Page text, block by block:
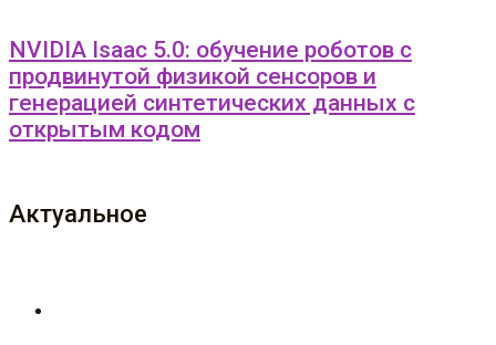
NVIDIA Isaac 5.0: обучение роботов с
продвинутой физикой сенсоров и
генерацией синтетических данных с
открытым кодом
Актуальное